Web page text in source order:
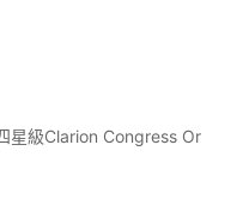
星級Clarion Congress Or